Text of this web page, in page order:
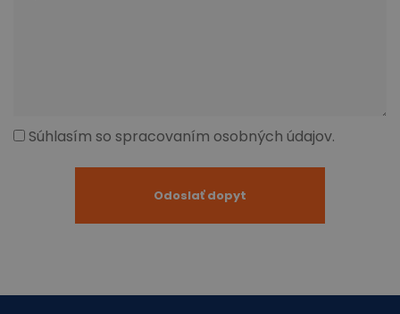
Súhlasím so spracovaním osobných údajov.